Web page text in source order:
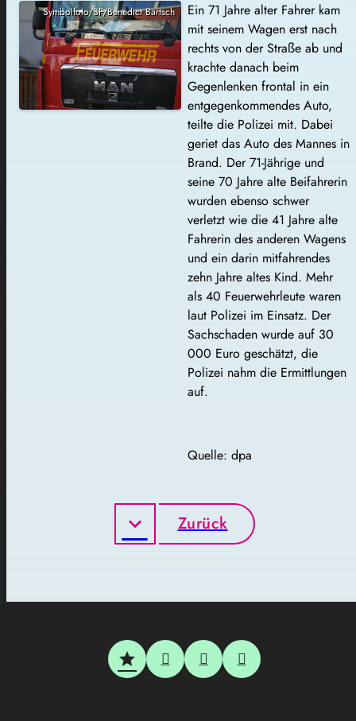
Symbolfoto/SF/Benedict Bartsch
Ein 71 Jahre alter Fahrer kam
mit seinem Wagen erst nach
rechts von der Straße ab und
krachte danach beim
Gegenlenken frontal in ein
entgegenkommendes Auto,
teilte die Polizei mit. Dabei
geriet das Auto des Mannes in
Brand. Der 71-Jährige und
seine 70 Jahre alte Beifahrerin
wurden ebenso schwer
verletzt wie die 41 Jahre alte
Fahrerin des anderen Wagens
und ein darin mitfahrendes
zehn Jahre altes Kind. Mehr
als 40 Feuerwehrleute waren
laut Polizei im Einsatz. Der
Sachschaden wurde auf 30
000 Euro geschätzt, die
Polizei nahm die Ermittlungen
auf.
Quelle: dpa
Zurück